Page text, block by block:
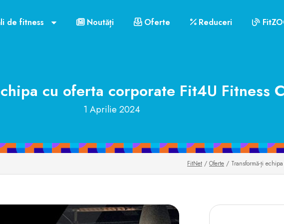
de fitness Noutăți Oferte Reduceri
cu oferta corporate Fit4U Fitness
1 Aprilie 2024
FitNet / Oferte / Transformă-ți